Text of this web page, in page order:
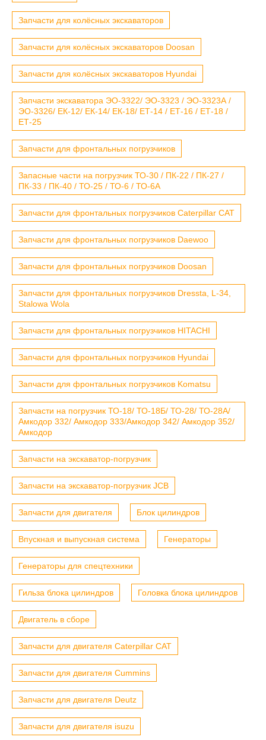
Запчасти для колёсных экскаваторов
Запчасти для колёсных экскаваторов Doosan
Запчасти для колёсных экскаваторов Hyundai
Запчасти экскаватора ЭО-3322/ ЭО-3323 / ЭО-3323А /
ЭО-3326/ ЕК-12/ ЕК-14/ ЕК-18/ ЕТ-14 / ЕТ-16 / ЕТ-18 /
ЕТ-25
Запчасти для фронтальных погрузчиков
Запасные части на погрузчик ТО-30 / ПК-22 / ПК-27 /
ПК-33 / ПК-40 / ТО-25 / ТО-6 / ТО-6А
Запчасти для фронтальных погрузчиков Caterpillar CAT
Запчасти для фронтальных погрузчиков Daewoo
Запчасти для фронтальных погрузчиков Doosan
Запчасти для фронтальных погрузчиков Dressta, L-34,
Stalowa Wola
Запчасти для фронтальных погрузчиков HITACHI
Запчасти для фронтальных погрузчиков Hyundai
Запчасти для фронтальных погрузчиков Komatsu
Запчасти на погрузчик ТО-18/ ТО-18Б/ ТО-28/ ТО-28А/
Амкодор 332/ Амкодор 333/Амкодор 342/ Амкодор 352/
Амкодор
Запчасти на экскаватор-погрузчик
Запчасти на экскаватор-погрузчик JCB
Запчасти для двигателя Блок цилиндров
Впускная и выпускная система Генераторы
Генераторы для спецтехники
Гильза блока цилиндров Головка блока цилиндров
Двигатель в сборе
Запчасти для двигателя Caterpillar CAT
Запчасти для двигателя Cummins
Запчасти для двигателя Deutz
Запчасти для двигателя isuzu